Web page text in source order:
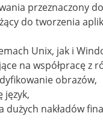
przeznaczony
do tworzenia
Unix, jak i
na współpracę
obrazów,
język,
dużych nakładów